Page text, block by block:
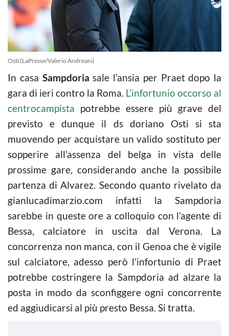
Osti (LaPresse/Valerio Andreani)
In casa Sampdoria sale l’ansia per Praet dopo la
gara di ieri contro la Roma. L’infortunio occorso al
centrocampista potrebbe essere più grave del
previsto e dunque il ds doriano Osti si sta
muovendo per acquistare un valido sostituto per
sopperire all’assenza del belga in vista delle
prossime gare, considerando anche la possibile
partenza di Alvarez. Secondo quanto rivelato da
gianlucadimarzio.com infatti la Sampdoria
sarebbe in queste ore a colloquio con l’agente di
Bessa, calciatore in uscita dal Verona. La
concorrenza non manca, con il Genoa che è vigile
sul calciatore, adesso però l’infortunio di Praet
potrebbe costringere la Sampdoria ad alzare la
posta in modo da sconfiggere ogni concorrente
ed aggiudicarsi al più presto Bessa. Si tratta.